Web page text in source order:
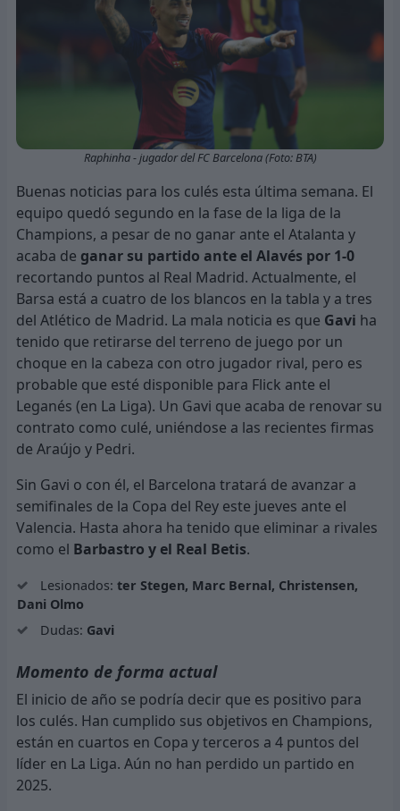
Raphinha - jugador del FC Barcelona (Foto: BTA)
Buenas noticias para los culés esta última semana. El
equipo quedó segundo en la fase de la liga de la
Champions, a pesar de no ganar ante el Atalanta y
acaba de ganar su partido ante el Alavés por 1-0
recortando puntos al Real Madrid. Actualmente, el
Barsa está a cuatro de los blancos en la tabla y a tres
del Atlético de Madrid. La mala noticia es que Gavi ha
tenido que retirarse del terreno de juego por un
choque en la cabeza con otro jugador rival, pero es
probable que esté disponible para Flick ante el
Leganés (en La Liga). Un Gavi que acaba de renovar su
contrato como culé, uniéndose a las recientes firmas
de Araújo y Pedri.
Sin Gavi o con él, el Barcelona tratará de avanzar a
semifinales de la Copa del Rey este jueves ante el
Valencia. Hasta ahora ha tenido que eliminar a rivales
como el Barbastro y el Real Betis.
Lesionados:ter Stegen, Marc Bernal, Christensen,
Dani Olmo
Dudas: Gavi
Momento de forma actual
El inicio de año se podría decir que es positivo para
los culés. Han cumplido sus objetivos en Champions,
están en cuartos en Copa y terceros a 4 puntos del
líder en La Liga. Aún no han perdido un partido en
2025.